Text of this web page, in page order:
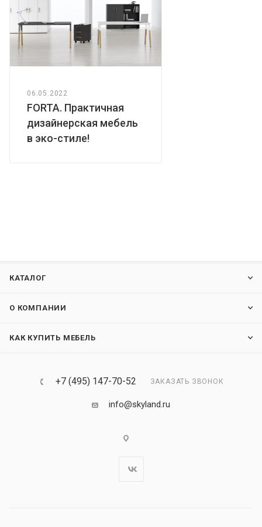
06.05.2022
FORTA. Практичная
дизайнерская мебель
в эко-стиле!
КАТАЛОГ
О КОМПАНИИ
КАК КУПИТЬ МЕБЕЛЬ
+7 (495) 147-70-52 ЗАКАЗАТЬ ЗВОНОК
info@skyland.ru